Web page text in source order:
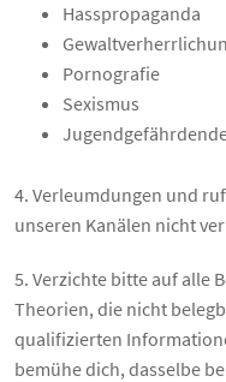
Hasspropaganda
Pornografie
Sexismus
4. Verleumdungen und
unseren Kanälen nicht
5. Verzichte bitte auf alle
Theorien, die nicht
qualifizierten
bemühe dich, dasselbe